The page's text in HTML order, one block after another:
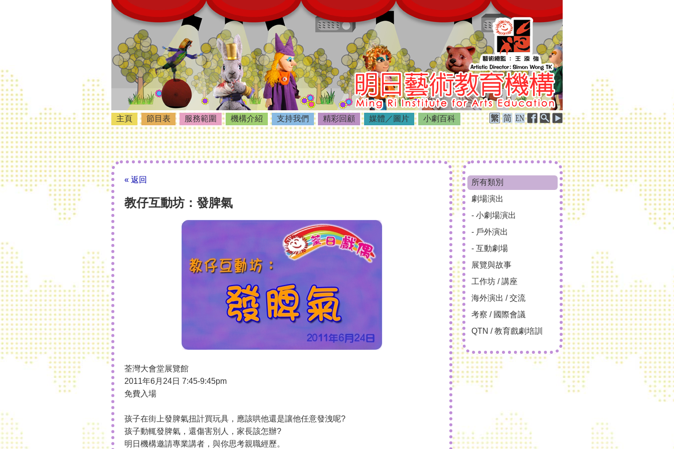
主頁 節目表 服務範圍 機構介紹 支持我們 精彩回顧 媒體／圖片 小劇百科
所有類別
劇場演出
- 小劇場演出
- 戶外演出
- 互動劇場
展覽與故事
工作坊 / 講座
海外演出 / 交流
考察 / 國際會議
QTN / 教育戲劇培訓
« 返回
教仔互動坊：發脾氣
荃灣大會堂展覽館
2011年6月24日 7:45-9:45pm
免費入場
孩子在街上發脾氣扭計買玩具，應該哄他還是讓他任意發洩呢?
孩子動輒發脾氣，還傷害別人，家長該怎辦?
明日機構邀請專業講者，與你思考親職經歷。